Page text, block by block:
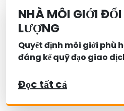
NHÀ MÔI GIỚI
LƯỢNG
Quyết định môi giới phù
đáng kể quỹ đạo giao
Đọc tất cả